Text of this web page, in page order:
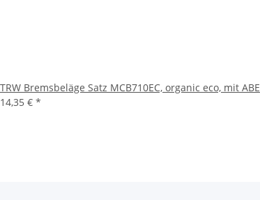
TRW Bremsbeläge Satz MCB710EC, organic eco, mit ABE
14,35 € *